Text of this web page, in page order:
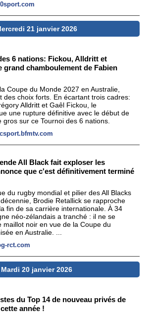
21 janvier 2026
6 nations: Fickou, Alldritt et
grand chamboulement de Fabien
Coupe du Monde 2027 en Australie,
des choix forts. En écartant trois cadres:
Alldritt et Gaêl Fickou, le
une rupture définitive avec le début de
sur ce Tournoi des 6 nations.
All Black fait exploser les
que c'est définitivement terminé
du rugby mondial et pilier des All Blacks
Brodie Retallick se rapproche
fin de sa carrière internationale. À 34
néo-zélandais a tranché : il ne se
maillot noir en vue de la Coupe du
en Australie. ...
rct.com
Mardi 20 janvier 2026
du Top 14 de nouveau privés de
année !